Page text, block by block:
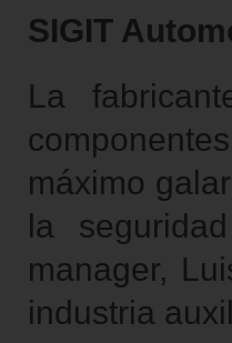
SIGIT
La
máximo
la
manager,
industria